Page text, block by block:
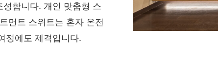
합니다. 개인 맞춤형 스
먼트 스위트는 혼자 온전
정에도 제격입니다.